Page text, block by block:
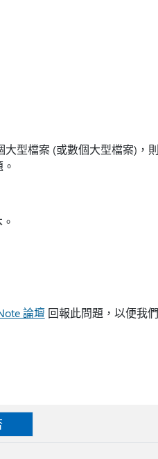
型檔案 (或數個大型檔案)，
論壇回報此問題，以便我